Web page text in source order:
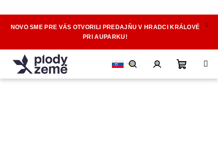
NOVO SME PRE VÁS OTVORILI PREDAJŇU V HRADCI KRÁLOVÉ
PRI AUPARKU!
HľadaťPrihlásenie